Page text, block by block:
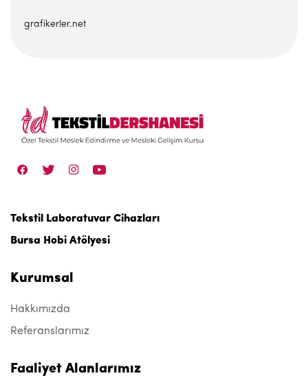
grafikerler.net
Tekstil Laboratuvar Cihazları
Bursa Hobi Atölyesi
Kurumsal
Hakkımızda
Referanslarımız
Faaliyet Alanlarımız